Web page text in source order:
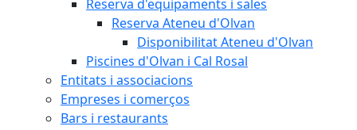
Reserva d'equipaments i sales
Reserva Ateneu d'Olvan
Disponibilitat Ateneu d'Olvan
Piscines d'Olvan i Cal Rosal
Entitats i associacions
Empreses i comerços
Bars i restaurants